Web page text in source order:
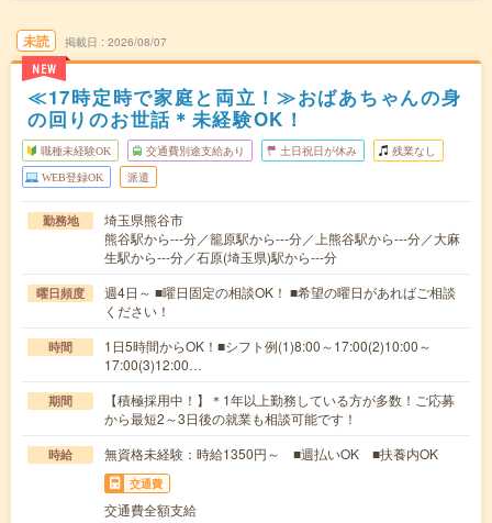
未読
NEW
掲載日 2026/08/07
≪17時定時で家庭と両立！≫おばあちゃんの身
の回りのお世話＊未経験OK！
職種未経験OK 交通費別途支給あり 土日祝日が休み 残業なし
WEB登録OK 派遣
勤務地
埼玉県熊谷市
熊谷駅から---分／籠原駅から---分／上熊谷駅から---分／大麻
生駅から---分／石原(埼玉県)駅から---分
曜日頻度
週4日～ ■曜日固定の相談OK！ ■希望の曜日があればご相談
ください！
時間
1日5時間からOK！■シフト例(1)8:00～17:00(2)10:00～
17:00(3)12:00…
期間
【積極採用中！】＊1年以上勤務している方が多数！ご応募
から最短2～3日後の就業も相談可能です！
時給 無資格未経験：時給1350円～ ■週払いOK ■扶養内OK
交通費
交通費全額支給